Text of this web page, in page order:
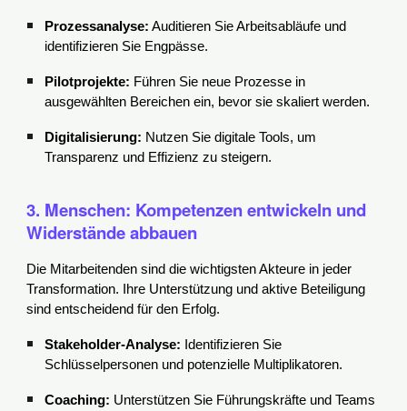
Prozessanalyse: Auditieren Sie Arbeitsabläufe und
identifizieren Sie Engpässe.
Pilotprojekte: Führen Sie neue Prozesse in
ausgewählten Bereichen ein, bevor sie skaliert werden.
Digitalisierung: Nutzen Sie digitale Tools, um
Transparenz und Effizienz zu steigern.
3. Menschen: Kompetenzen entwickeln und
Widerstände abbauen
Die Mitarbeitenden sind die wichtigsten Akteure in jeder
Transformation. Ihre Unterstützung und aktive Beteiligung
sind entscheidend für den Erfolg.
Stakeholder-Analyse: Identifizieren Sie
Schlüsselpersonen und potenzielle Multiplikatoren.
Coaching: Unterstützen Sie Führungskräfte und Teams